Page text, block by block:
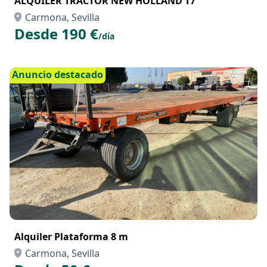
Carmona, Sevilla
Desde 190 €/día
Anuncio destacado
Alquiler Plataforma 8 m
Carmona, Sevilla